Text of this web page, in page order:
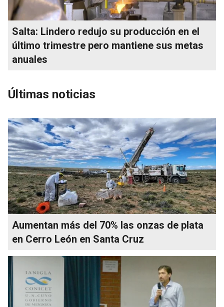
Salta: Lindero redujo su producción en el
último trimestre pero mantiene sus metas
anuales
Últimas noticias
Aumentan más del 70% las onzas de plata
en Cerro León en Santa Cruz